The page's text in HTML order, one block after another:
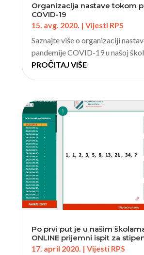
Organizacija nastave tokom
COVID-19
15. avg. 2020. | Vijesti RPS
Saznajte više o organizaciji
pandemije COVID-19 u našoj
PROČITAJ VIŠE
Po prvi put je u našim
ONLINE prijemni ispit za
17. april 2020. | Vijesti RPS